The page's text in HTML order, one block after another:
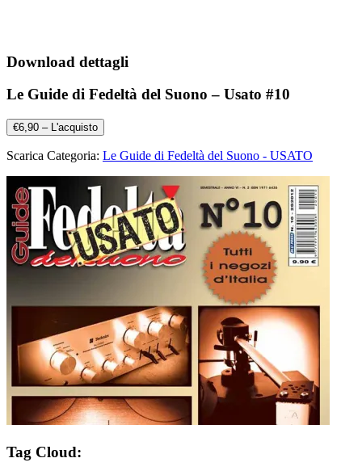
Download dettagli
Le Guide di Fedeltà del Suono – Usato #10
€6,90 – L'acquisto
Scarica Categoria: Le Guide di Fedeltà del Suono - USATO
Tag Cloud: